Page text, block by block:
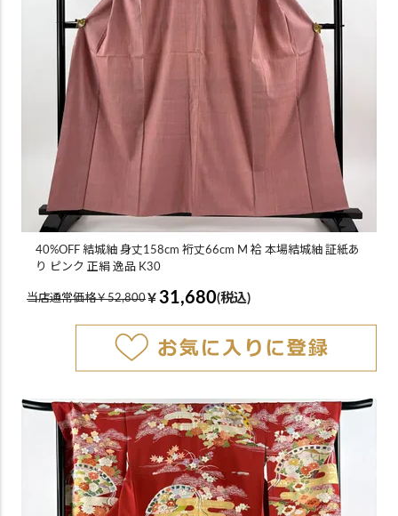
40%OFF 結城紬 身丈158cm 裄丈66cm M 袷 本場結城紬 証紙あ
り ピンク 正絹 逸品 K30
当店通常価格￥52,800￥ 31,680(税込)